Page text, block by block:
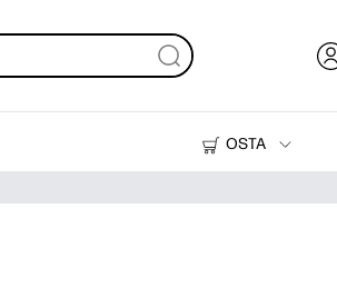
OSTA
Tulostimet